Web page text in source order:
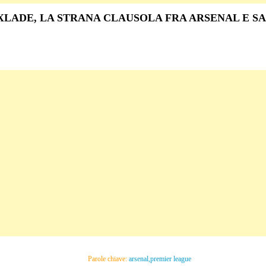
LA STRANA CLAUSOLA FRA ARSENAL E
Parole chiave: arsenal,premier league